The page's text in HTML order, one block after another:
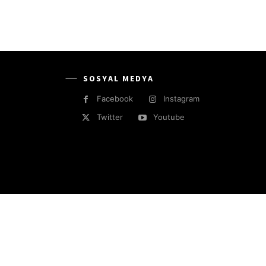
SOSYAL MEDYA
Facebook
Instagram
Twitter
Youtube